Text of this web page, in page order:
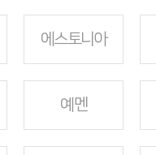
에스토니아
예멘